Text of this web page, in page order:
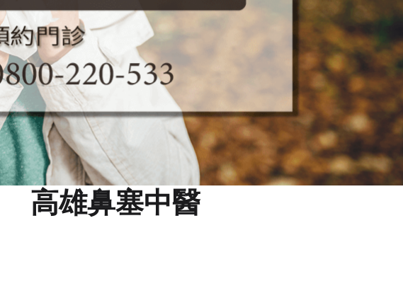
高雄鼻塞中醫